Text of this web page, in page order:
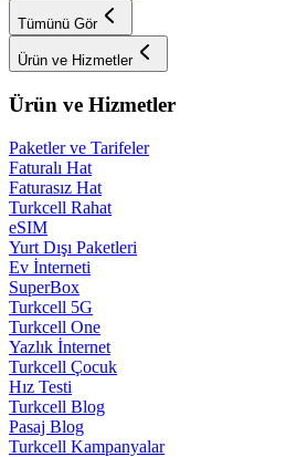
Tümünü Gör
Ürün ve Hizmetler
Ürün ve Hizmetler
Paketler ve Tarifeler
Faturalı Hat
Faturasız Hat
Turkcell Rahat
eSIM
Yurt Dışı Paketleri
Ev İnterneti
SuperBox
Turkcell 5G
Turkcell One
Yazlık İnternet
Turkcell Çocuk
Hız Testi
Turkcell Blog
Pasaj Blog
Turkcell Kampanyalar